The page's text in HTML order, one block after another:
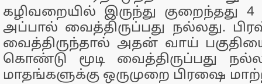
கழிவறையில் இருந்து குறைந்தது 4
அப்பால் வைத்திருப்பது நல்லது.
வைத்திருந்தால் அதன் வாய்
கொண்டு மூடி வைத்திருப்பது
மாதங்களுக்கு ஒருமுறை பிரஷை